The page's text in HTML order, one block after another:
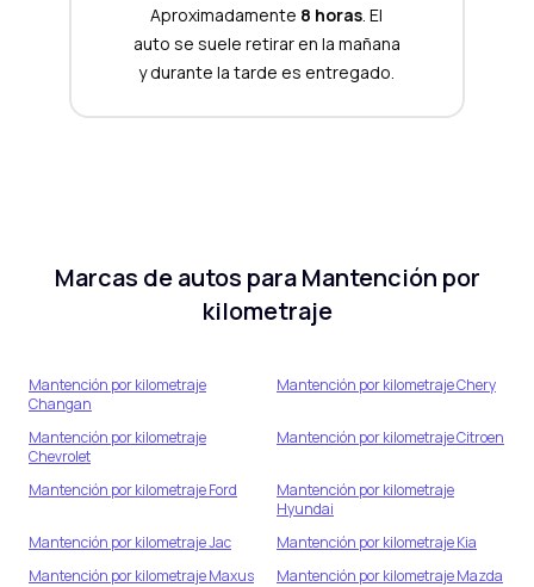
Aproximadamente 8 horas. El
auto se suele retirar en la mañana
y durante la tarde es entregado.
Marcas de autos paraMantención por
kilometraje
Mantención por kilometraje
Changan
Mantención por kilometrajeChery
Mantención por kilometraje
Chevrolet
Mantención por kilometrajeCitroen
Mantención por kilometrajeFord
Mantención por kilometraje
Hyundai
Mantención por kilometrajeJac Mantención por kilometrajeKia
Mantención por kilometrajeMaxus Mantención por kilometrajeMazda